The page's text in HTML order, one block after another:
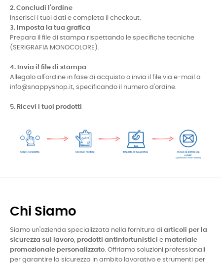
2. Concludi l'ordine
Inserisci i tuoi dati e completa il checkout.
3. Imposta la tua grafica
Prepara il file di stampa rispettando le specifiche tecniche
(SERIGRAFIA MONOCOLORE).
4. Invia il file di stampa
Allegalo all'ordine in fase di acquisto o invia il file via e-mail a
info@snappyshop.it, specificando il numero d'ordine.
5. Ricevi i tuoi prodotti
Chi Siamo
Siamo un'azienda specializzata nella fornitura di articoli per la
sicurezza sul lavoro, prodotti antinfortunistici e materiale
promozionale personalizzato. Offriamo soluzioni professionali
per garantire la sicurezza in ambito lavorativo e strumenti per